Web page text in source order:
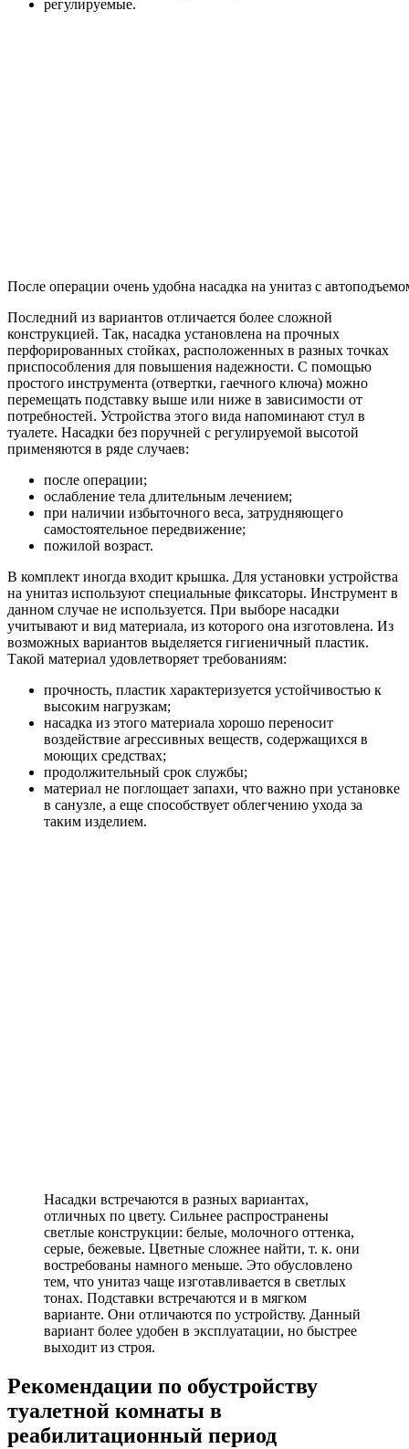
регулируемые.
После операции очень удобна насадка на унитаз с
Последний из вариантов отличается более сложной
конструкцией. Так, насадка установлена на прочных
перфорированных стойках, расположенных в разных точках
приспособления для повышения надежности. С помощью
простого инструмента (отвертки, гаечного ключа) можно
перемещать подставку выше или ниже в зависимости от
потребностей. Устройства этого вида напоминают стул в
туалете. Насадки без поручней с регулируемой высотой
применяются в ряде случаев:
после операции;
ослабление тела длительным лечением;
при наличии избыточного веса, затрудняющего
самостоятельное передвижение;
пожилой возраст.
В комплект иногда входит крышка. Для установки устройства
на унитаз используют специальные фиксаторы. Инструмент в
данном случае не используется. При выборе насадки
учитывают и вид материала, из которого она изготовлена. Из
возможных вариантов выделяется гигиеничный пластик.
Такой материал удовлетворяет требованиям:
прочность, пластик характеризуется устойчивостью к
высоким нагрузкам;
насадка из этого материала хорошо переносит
воздействие агрессивных веществ, содержащихся в
моющих средствах;
продолжительный срок службы;
материал не поглощает запахи, что важно при установке
в санузле, а еще способствует облегчению ухода за
таким изделием.
Насадки встречаются в разных вариантах,
отличных по цвету. Сильнее распространены
светлые конструкции: белые, молочного оттенка,
серые, бежевые. Цветные сложнее найти, т. к. они
востребованы намного меньше. Это обусловлено
тем, что унитаз чаще изготавливается в светлых
тонах. Подставки встречаются и в мягком
варианте. Они отличаются по устройству. Данный
вариант более удобен в эксплуатации, но быстрее
выходит из строя.
Рекомендации по обустройству
туалетной комнаты в
реабилитационный период